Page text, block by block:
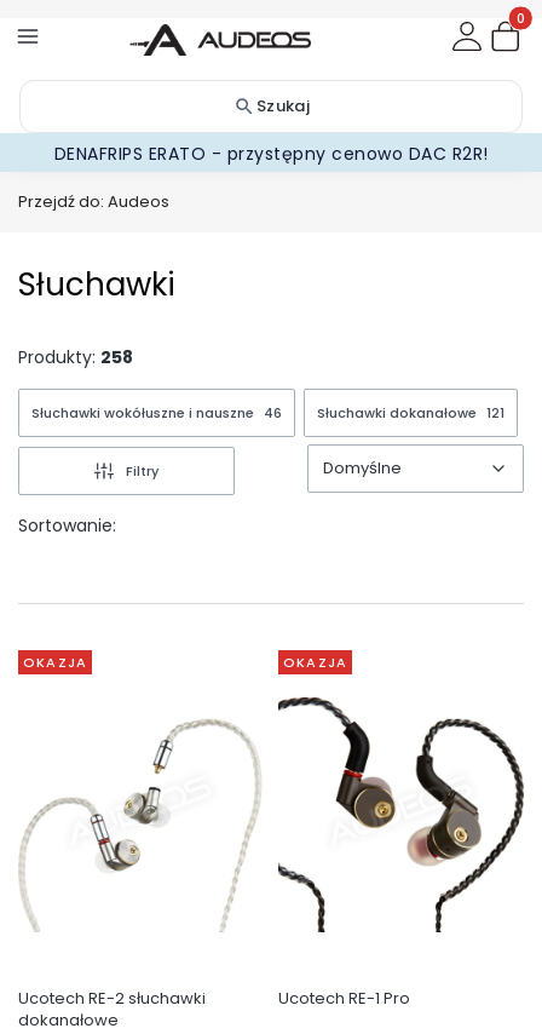
Szukaj
DENAFRIPS ERATO - przystępny cenowo DAC R2R!
Przejdź do: Audeos
Słuchawki
Produkty: 258
Słuchawki wokółuszne i nauszne 46 Słuchawki dokanałowe 121
Filtry
Sortowanie:
Domyślne
OKAZJA
Ucotech RE-2 słuchawki
dokanałowe
OKAZJA
Ucotech RE-1 Pro